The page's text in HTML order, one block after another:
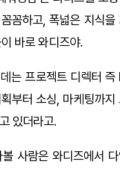
꼼하고, 폭넓은 지식
바로 와디즈야.
는 프로젝트 디렉터
부터 소싱, 마케팅까
있더라고.
사람은 와디즈에서